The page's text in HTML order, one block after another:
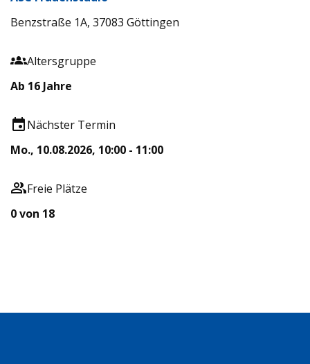
Benzstraße 1A, 37083 Göttingen
Altersgruppe
Ab 16 Jahre
Nächster Termin
Mo., 10.08.2026, 10:00 - 11:00
Freie Plätze
0 von 18